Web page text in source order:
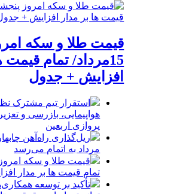
قیمت طلا و سکه
15مرداد/ تمام قیمت
افزایش + جدول
استقرار تیم مشترک
هواپیمایی، بازرسی و
پروازی اربعین
ریل‌گذاری راه‌آهن
مرداد به اتمام می‌رسد
تمام قیمت ها بر مدار
تأکید بر توسعه